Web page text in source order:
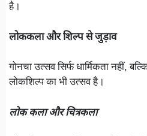
है।
लोककला और शिल्प से जुड़ाव
गोनचा उत्सव सिर्फ धार्मिकता नहीं,
लोकशिल्प का भी उत्सव है।
लोक कला और चित्रकला